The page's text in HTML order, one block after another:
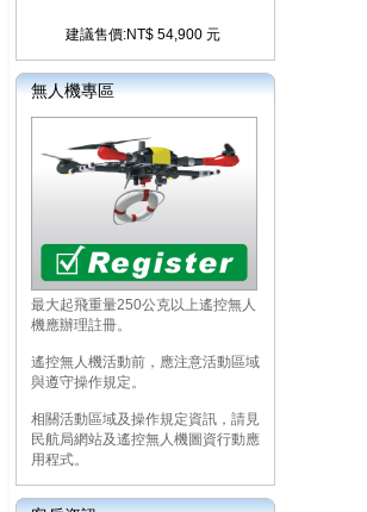
建議售價:NT$ 54,900 元
無人機專區
最大起飛重量250公克以上遙控無人
機應辦理註冊。
遙控無人機活動前，應注意活動區域
與遵守操作規定。
相關活動區域及操作規定資訊，請見
民航局網站及遙控無人機圖資行動應
用程式。